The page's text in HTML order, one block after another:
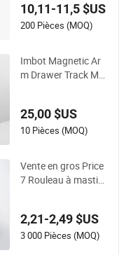
10,11-11,5 $US
200 Pièces (MOQ)
Imbot Magnetic Ar
m Drawer Track Mo
king
25,00 $US
10 Pièces (MOQ)
Vente en gros Price
7 Rouleau à mastic
n
2,21-2,49 $US
3 000 Pièces (MOQ)